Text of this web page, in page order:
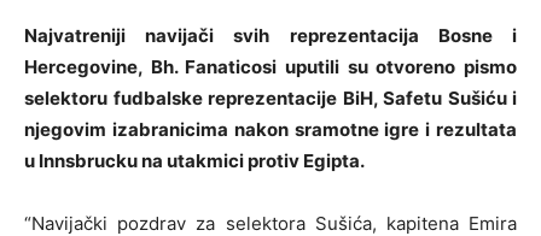
Najvatreniji navijači svih reprezentacija Bosne i
Hercegovine, Bh. Fanaticosi uputili su otvoreno pismo
selektoru fudbalske reprezentacije BiH, Safetu Sušiću i
njegovim izabranicima nakon sramotne igre i rezultata
u Innsbrucku na utakmici protiv Egipta.
“Navijački pozdrav za selektora Sušića, kapitena Emira